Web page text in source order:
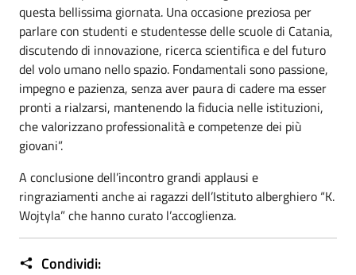
questa bellissima giornata. Una occasione preziosa per
parlare con studenti e studentesse delle scuole di Catania,
discutendo di innovazione, ricerca scientifica e del futuro
del volo umano nello spazio. Fondamentali sono passione,
impegno e pazienza, senza aver paura di cadere ma esser
pronti a rialzarsi, mantenendo la fiducia nelle istituzioni,
che valorizzano professionalità e competenze dei più
giovani”.
A conclusione dell’incontro grandi applausi e
ringraziamenti anche ai ragazzi dell’Istituto alberghiero “K.
Wojtyla” che hanno curato l’accoglienza.
Condividi: